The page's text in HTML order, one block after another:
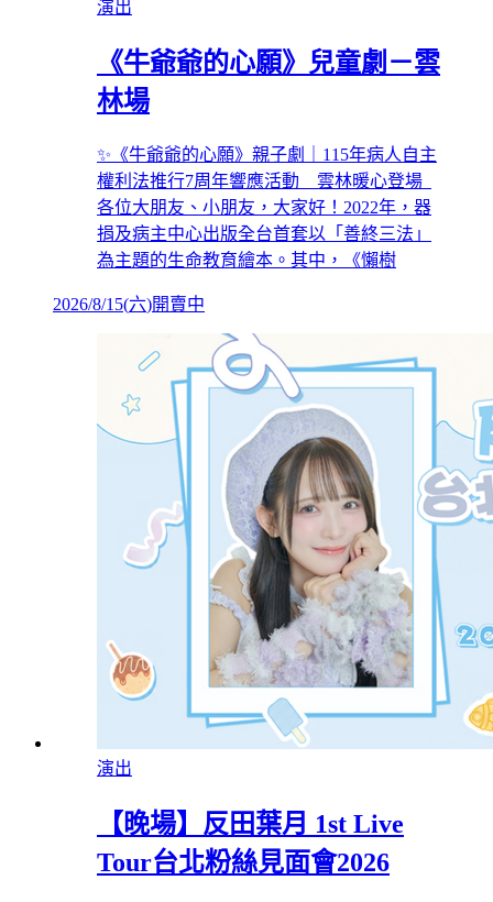
演出
《牛爺爺的心願》兒童劇－雲
林場
✨《牛爺爺的心願》親子劇｜115年病人自主
權利法推行7周年響應活動 雲林暖心登場
各位大朋友、小朋友，大家好！2022年，器
捐及病主中心出版全台首套以「善終三法」
為主題的生命教育繪本。其中，《懶樹
2026/8/15(六)開賣中
演出
【晚場】反田葉月 1st Live
Tour台北粉絲見面會2026